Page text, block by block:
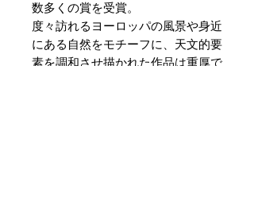
数多くの賞を受賞。
度々訪れるヨーロッパの風景や身近
にある自然をモチーフに、天文的要
素を調和させ描かれた作品は重厚で